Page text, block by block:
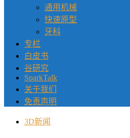
通用机械
快速原型
牙科
专栏
白皮书
谷研究
SparkTalk
关于我们
免责声明
3D新闻